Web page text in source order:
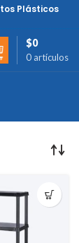
Plásticos
0 artículos
$0